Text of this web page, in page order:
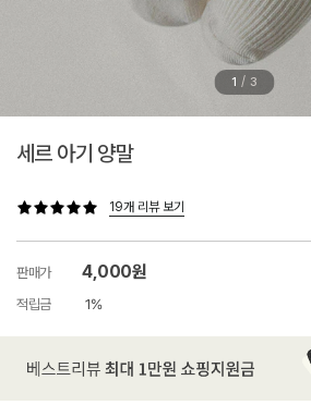
1 / 3
세르 아기 양말
19개 리뷰 보기
판매가 4,000원
적립금 1%